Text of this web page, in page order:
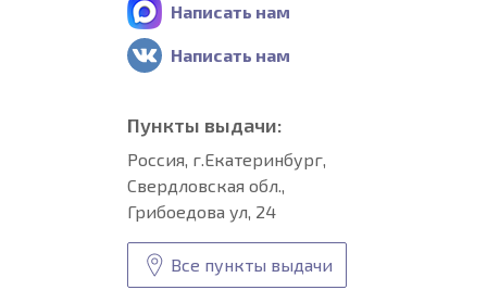
Написать нам
Написать нам
Пункты выдачи:
Россия, г.Екатеринбург,
Свердловская обл.,
Грибоедова ул, 24
Все пункты выдачи